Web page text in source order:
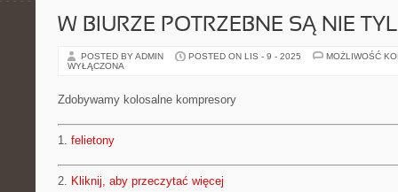
W BIURZE POTRZEBNE SĄ NIE
POSTED BY ADMIN POSTED ON LIS - 9 - 2025
MOŻLIWOŚĆ
WYŁĄCZONA
Zdobywamy kolosalne kompresory
1. felietony
2. Kliknij, aby przeczytać więcej